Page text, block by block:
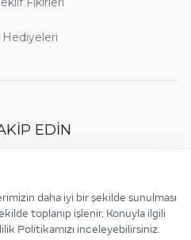
Hediyeleri
EDIN
daha iyi bir şekilde sunulması
toplanıp işlenir. Konuyla ilgili
Politikamızı inceleyebilirsiniz.